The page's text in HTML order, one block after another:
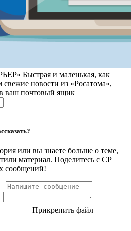
Быстрая и маленькая, как
свежие новости из «Росатома»,
ваш почтовый ящик
или вы знаете больше о теме,
материал. Поделитесь с СР
сообщений!
Прикрепить файл